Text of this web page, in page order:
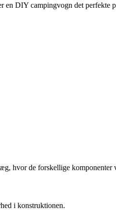
en DIY campingvogn det
hvor de forskellige komponenter
i konstruktionen.